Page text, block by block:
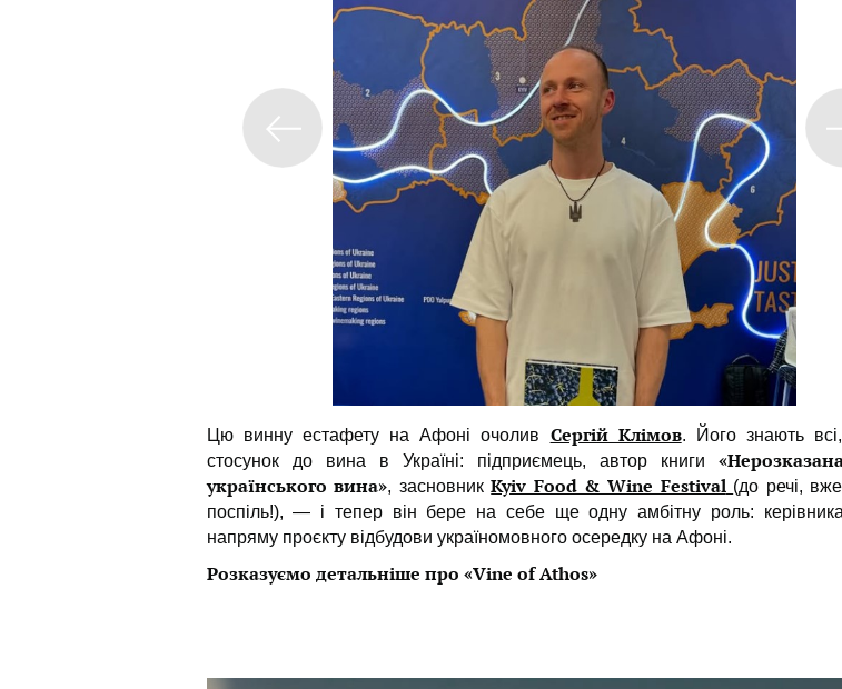
Цю винну естафету на Афоні очолив Сергій Клімов. Його знають
стосунок до вина в Україні: підприємець, автор книги
українського вина», засновникKyiv Food & Wine Festival (до речі,
поспіль!), — і тепер він бере на себе ще одну амбітну роль:
напряму проєкту відбудови україномовного осередку на Афоні.
Розказуємо детальніше про «Vine of Athos»